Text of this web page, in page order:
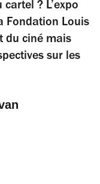
? L’expo
Fondation Louis
du ciné mais
sur les